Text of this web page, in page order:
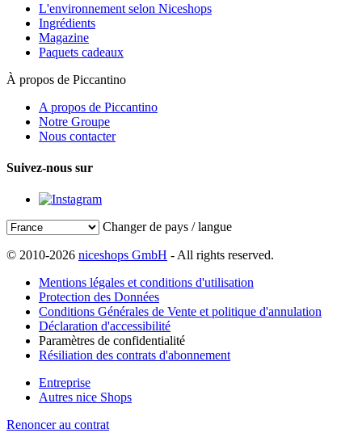
L'environnement selon Niceshops
Ingrédients
Magazine
Paquets cadeaux
À propos de Piccantino
A propos de Piccantino
Notre Groupe
Nous contacter
Suivez-nous sur
Changer de pays / langue
© 2010-2026 niceshops GmbH - All rights reserved.
Mentions légales et conditions d'utilisation
Protection des Données
Conditions Générales de Vente et politique d'annulation
Déclaration d'accessibilité
Paramètres de confidentialité
Résiliation des contrats d'abonnement
Entreprise
Autres nice Shops
Renoncer au contrat